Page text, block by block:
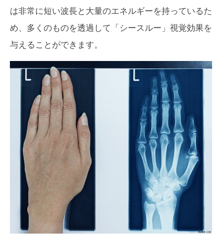
は非常に短い波長と大量のエネルギーを持っているた
め、多くのものを透過して「シースルー」視覚効果を
与えることができます。